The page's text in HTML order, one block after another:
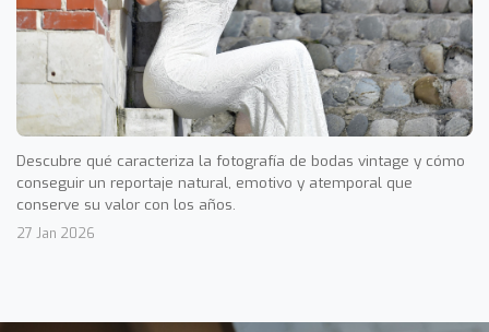
Descubre qué caracteriza la fotografía de bodas vintage y cómo
conseguir un reportaje natural, emotivo y atemporal que
conserve su valor con los años.
27 Jan 2026